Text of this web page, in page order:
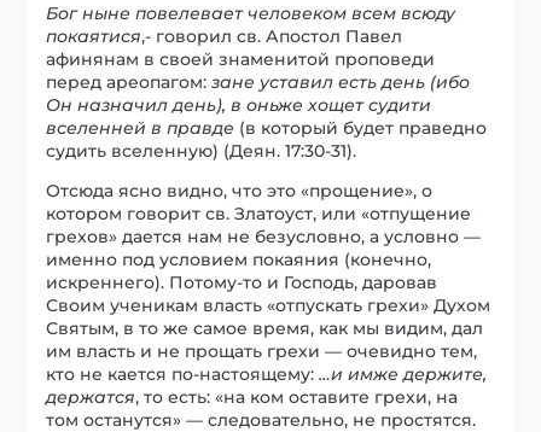
Бог ныне повелевает человеком всем всюду
покаятися,- говорил св. Апостол Павел
афинянам в своей знаменитой проповеди
перед ареопагом:зане уставил есть день (ибо
Он назначил день), в оньже хощет судити
вселенней в правде (в который будет праведно
судить вселенную) (Деян. 17:30-31).
Отсюда ясно видно, что это «прощение», о
котором говорит св. Златоуст, или «отпущение
грехов» дается нам не безусловно, а условно —
именно под условием покаяния (конечно,
искреннего). Потому-то и Господь, даровав
Своим ученикам власть «отпускать грехи» Духом
Святым, в то же самое время, как мы видим, дал
им власть и не прощать грехи — очевидно тем,
кто не кается по-настоящему:…и имже держите,
держатся, то есть: «на ком оставите грехи, на
том останутся» — следовательно, не простятся.